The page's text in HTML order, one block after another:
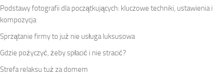
Podstawy fotografii dla początkujących: kluczowe techniki, ustawienia i
kompozycja
Sprzątanie firmy to już nie usługa luksusowa
Gdzie pożyczyć, żeby spłacić i nie stracić?
Strefa relaksu tuż za domem